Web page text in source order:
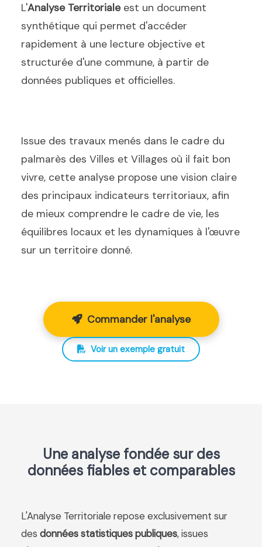
L'Analyse Territorialeest un document
synthétique qui permet d'accéder
rapidement à une lecture objective et
structurée d'une commune, à partir de
données publiques et officielles.
Issue des travaux menés dans le cadre du
palmarès des Villes et Villages où il fait bon
vivre, cette analyse propose une vision claire
des principaux indicateurs territoriaux, afin
de mieux comprendre le cadre de vie, les
équilibres locaux et les dynamiques à l'œuvre
sur un territoire donné.
Commander l'analyse
Voir un exemple gratuit
Une analyse fondée sur des
données fiables et comparables
L'Analyse Territoriale repose exclusivement sur
des données statistiques publiques, issues